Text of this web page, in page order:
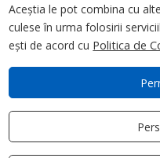
Aceștia le pot combina cu
culese în urma folosirii
ești de acord cu Politica de